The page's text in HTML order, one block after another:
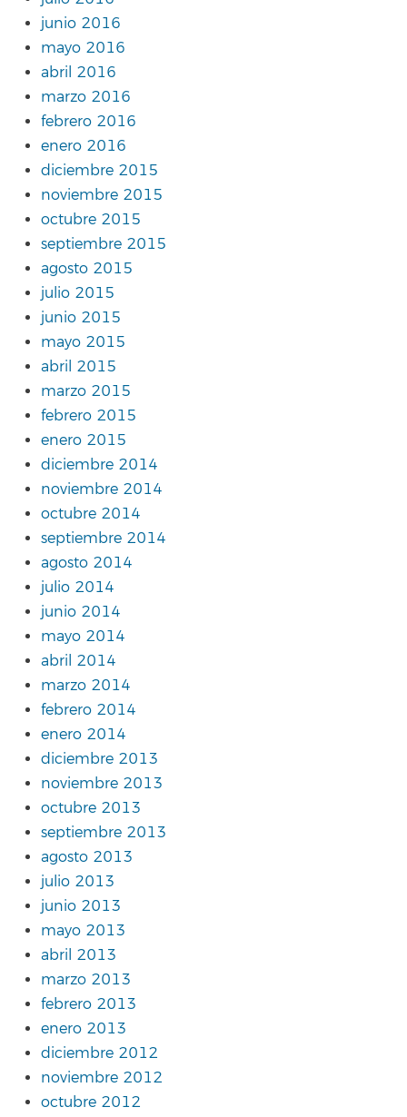
junio 2016
mayo 2016
abril 2016
marzo 2016
febrero 2016
enero 2016
diciembre 2015
noviembre 2015
octubre 2015
septiembre 2015
agosto 2015
julio 2015
junio 2015
mayo 2015
abril 2015
marzo 2015
febrero 2015
enero 2015
diciembre 2014
noviembre 2014
octubre 2014
septiembre 2014
agosto 2014
julio 2014
junio 2014
mayo 2014
abril 2014
marzo 2014
febrero 2014
enero 2014
diciembre 2013
noviembre 2013
octubre 2013
septiembre 2013
agosto 2013
julio 2013
junio 2013
mayo 2013
abril 2013
marzo 2013
febrero 2013
enero 2013
diciembre 2012
noviembre 2012
octubre 2012